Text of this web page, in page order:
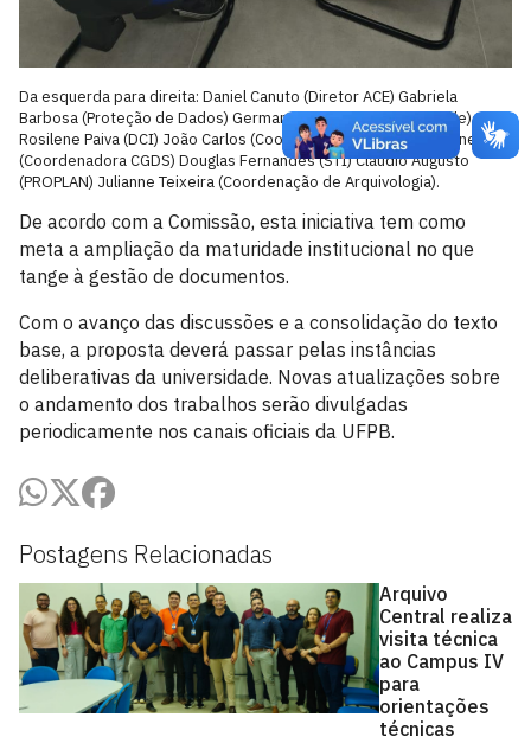
Postagens Relacionadas
Arquivo
Central realiza
visita técnica
ao Campus IV
para
orientações
técnicas
Da esquerda para direita: Daniel Canuto (Diretor ACE) Gabriela
Barbosa (Proteção de Dados) Germana Almeida (Conformidade)
Rosilene Paiva (DCI) João Carlos (Coordenador CAIP) Kissia Nunes
(Coordenadora CGDS) Douglas Fernandes (STI) Cláudio Augusto
(PROPLAN) Julianne Teixeira (Coordenação de Arquivologia).
De acordo com a Comissão, esta iniciativa tem como
meta a ampliação da maturidade institucional no que
tange à gestão de documentos.
Com o avanço das discussões e a consolidação do texto
base, a proposta deverá passar pelas instâncias
deliberativas da universidade. Novas atualizações sobre
o andamento dos trabalhos serão divulgadas
periodicamente nos canais oficiais da UFPB.